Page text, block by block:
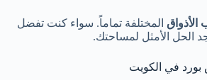
الأذواق المختلفة تماماً. سواء كنت تفضل
الحل الأمثل لمساحتك.
بورد في الكويت